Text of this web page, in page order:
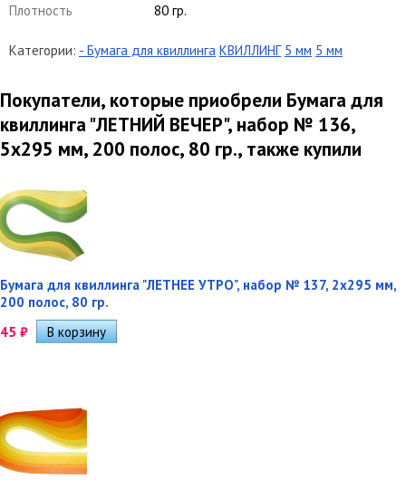
Плотность
80 гр.
Категории: - Бумага для квиллинга КВИЛЛИНГ 5 мм 5 мм
Покупатели, которые приобрели Бумага для
квиллинга "ЛЕТНИЙ ВЕЧЕР", набор № 136,
5х295 мм, 200 полос, 80 гр., также купили
Бумага для квиллинга "ЛЕТНЕЕ УТРО", набор № 137, 2х295 мм,
200 полос, 80 гр.
45 ₽